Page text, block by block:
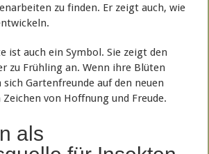
zu finden. Er zeigt auch, wie
ist auch ein Symbol. Sie zeigt den
zu Frühling an. Wenn ihre Blüten
Gartenfreunde auf den neuen
von Hoffnung und Freude.
als